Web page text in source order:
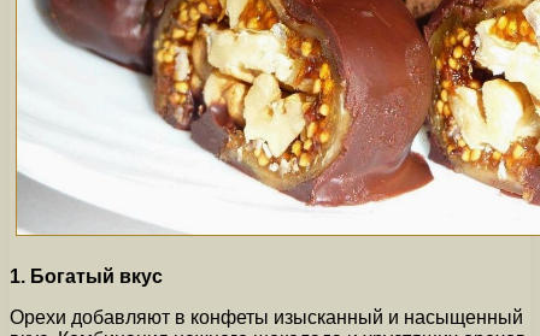
1. Богатый вкус
Орехи добавляют в конфеты изысканный и насыщенный